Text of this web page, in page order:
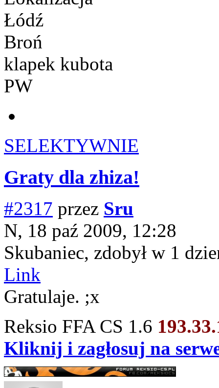
Łódź
Broń
klapek kubota
PW
SELEKTYWNIE
Graty dla zhiza!
#2317 przez Sru
N, 18 paź 2009, 12:28
Skubaniec, zdobył w 1
Link
Gratulaje. ;x
Reksio FFA CS 1.6
Kliknij i zagłosuj na